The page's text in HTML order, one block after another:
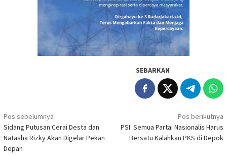
SEBARKAN
Navigasi
pos
Pos sebelumnya
Sidang Putusan Cerai Desta dan
Natasha Rizky Akan Digelar Pekan
Depan
Pos berikutnya
PSI: Semua Partai Nasionalis Harus
Bersatu Kalahkan PKS di Depok